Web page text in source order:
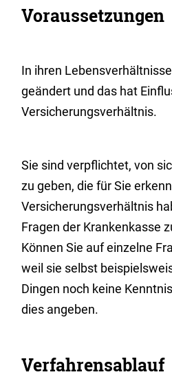
Voraussetzungen
In ihren
geändert und das hat
Versicherungsverhältnis.
Sie sind verpflichtet, von
zu geben, die für Sie
Versicherungsverhältnis
Fragen der Krankenkasse
Können Sie auf einzelne
weil sie selbst
Dingen noch keine
dies angeben.
Verfahrensablauf